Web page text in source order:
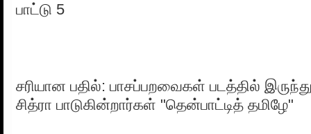
பாட்டு 5
சரியான பதில்: பாசப்பறவைகள் படத்தில்
சித்ரா பாடுகின்றார்கள் "தென்பாட்டித் தமிழே"